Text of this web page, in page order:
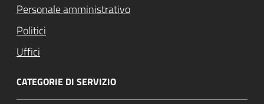
Personale amministrativo
Politici
Uffici
CATEGORIE DI SERVIZIO